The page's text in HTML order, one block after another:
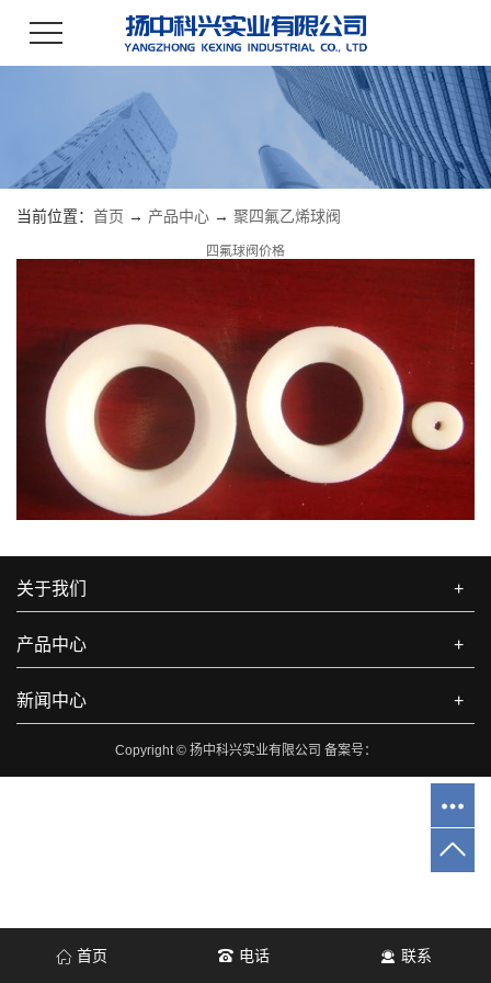
当前位置： 首页 → 产品中心 → 聚四氟乙烯球阀
四氟球阀价格
关于我们 +
产品中心 +
新闻中心 +
Copyright © 扬中科兴实业有限公司 备案号：
首页 电话 联系